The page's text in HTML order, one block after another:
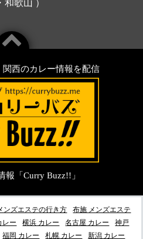
歌山 ）
西のカレー情報を配信
報「Curry Buzz!!」
ンズエステの行き方
布施 メンズエステ
レー 横浜 カレー 名古屋 カレー
神戸
福岡 カレー 札幌 カレー 新潟 カレー